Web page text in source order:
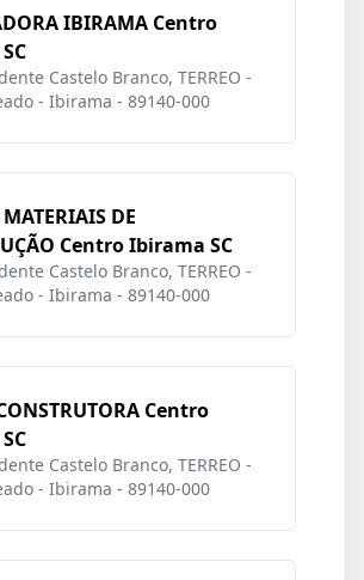
IBIRAMA Centro
Castelo Branco, TERREO -
- Ibirama - 89140-000
DE
Centro Ibirama SC
Castelo Branco, TERREO -
- Ibirama - 89140-000
Centro
Castelo Branco, TERREO -
- Ibirama - 89140-000